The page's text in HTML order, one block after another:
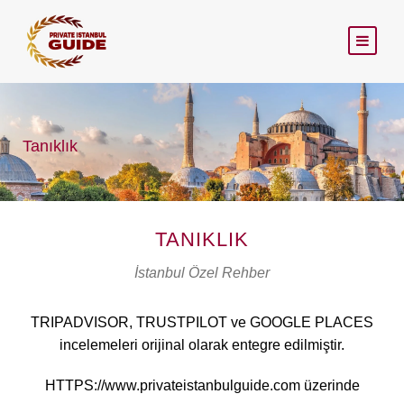
Tanıklık
TANIKLIK
İstanbul Özel Rehber
TRIPADVISOR, TRUSTPILOT ve GOOGLE PLACES
incelemeleri orijinal olarak entegre edilmiştir.
HTTPS://www.privateistanbulguide.com üzerinde